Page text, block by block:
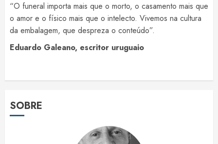
“O funeral importa mais que o morto, o casamento mais que
o amor e o físico mais que o intelecto. Vivemos na cultura
da embalagem, que despreza o conteúdo”.
Eduardo Galeano, escritor uruguaio
SOBRE